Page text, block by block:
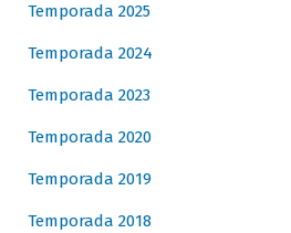
Temporada 2025
Temporada 2024
Temporada 2023
Temporada 2020
Temporada 2019
Temporada 2018